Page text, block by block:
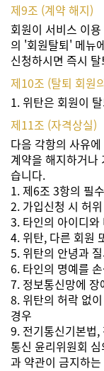
제9조 (계약 해지)
회원이 서비스 이
의 '회원탈퇴' 메뉴
신청하시면 즉시
제10조 (탈퇴 회원
1. 위탄은 회원이
제11조 (자격상실)
다음 각항의 사유
계약을 해지하거나
습니다.
1. 제6조 3항의 필
2. 가입신청 시 허
3. 타인의 아이디
4. 위탄, 다른 회원
5. 위탄의 안녕과
6. 타인의 명예를
7. 정보통신망에
8. 위탄의 허락 없
경우
9. 전기통신기본법
통신 윤리위원회
과 약관이 금지하